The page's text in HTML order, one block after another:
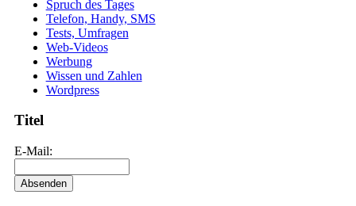
Spruch des Tages
Telefon, Handy, SMS
Tests, Umfragen
Web-Videos
Werbung
Wissen und Zahlen
Wordpress
Titel
E-Mail: